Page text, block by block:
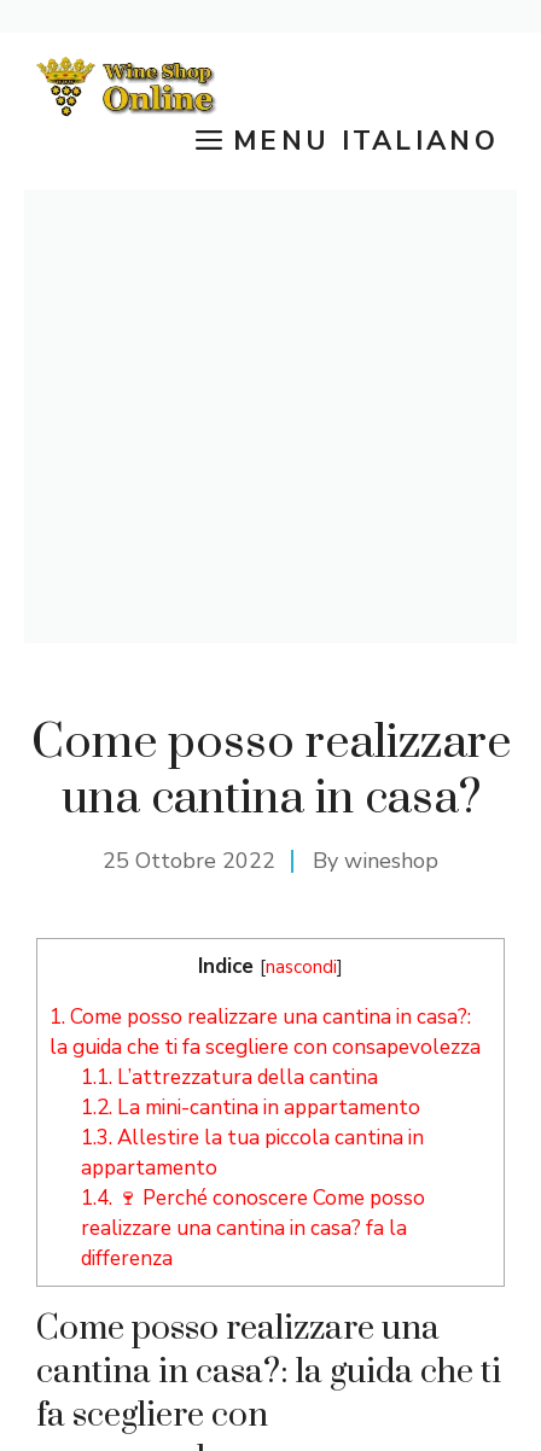
contenuto
MENU ITALIANO
Come posso realizzare
una cantina in casa?
25 Ottobre 2022 By wineshop
Indice [nascondi]
1.Come posso realizzare una cantina in casa?:
la guida che ti fa scegliere con consapevolezza
1.1.L’attrezzatura della cantina
1.2.La mini-cantina in appartamento
1.3.Allestire la tua piccola cantina in
appartamento
1.4.🍷 Perché conoscere Come posso
realizzare una cantina in casa? fa la
differenza
Come posso realizzare una
cantina in casa?: la guida che ti
fa scegliere con